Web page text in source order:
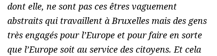
dont elle, ne sont pas ces êtres vaguement
abstraits qui travaillent à Bruxelles mais des gens
très engagés pour l’Europe et pour faire en sorte
que l’Europe soit au service des citoyens. Et cela